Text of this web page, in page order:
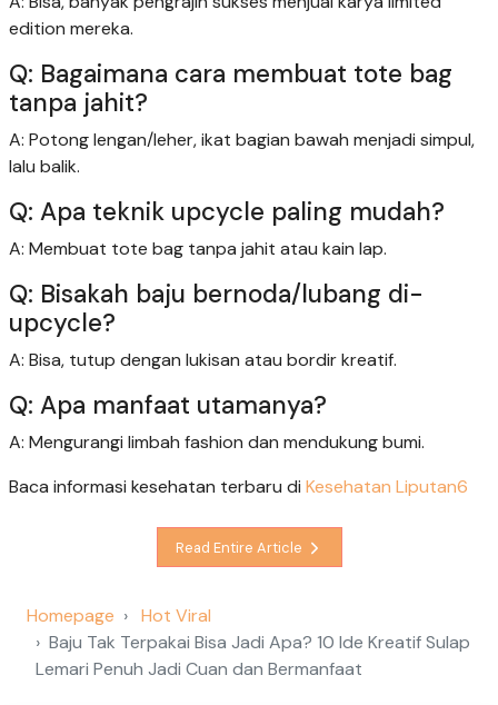
edition mereka.
Q: Bagaimana cara membuat tote bag
tanpa jahit?
A: Potong lengan/leher, ikat bagian bawah menjadi simpul,
lalu balik.
Q: Apa teknik upcycle paling mudah?
A: Membuat tote bag tanpa jahit atau kain lap.
Q: Bisakah baju bernoda/lubang di-
upcycle?
A: Bisa, tutup dengan lukisan atau bordir kreatif.
Q: Apa manfaat utamanya?
A: Mengurangi limbah fashion dan mendukung bumi.
Baca informasi kesehatan terbaru di Kesehatan Liputan6
Read Entire Article
Homepage
Hot Viral
Baju Tak Terpakai Bisa Jadi Apa? 10 Ide Kreatif Sulap
Lemari Penuh Jadi Cuan dan Bermanfaat